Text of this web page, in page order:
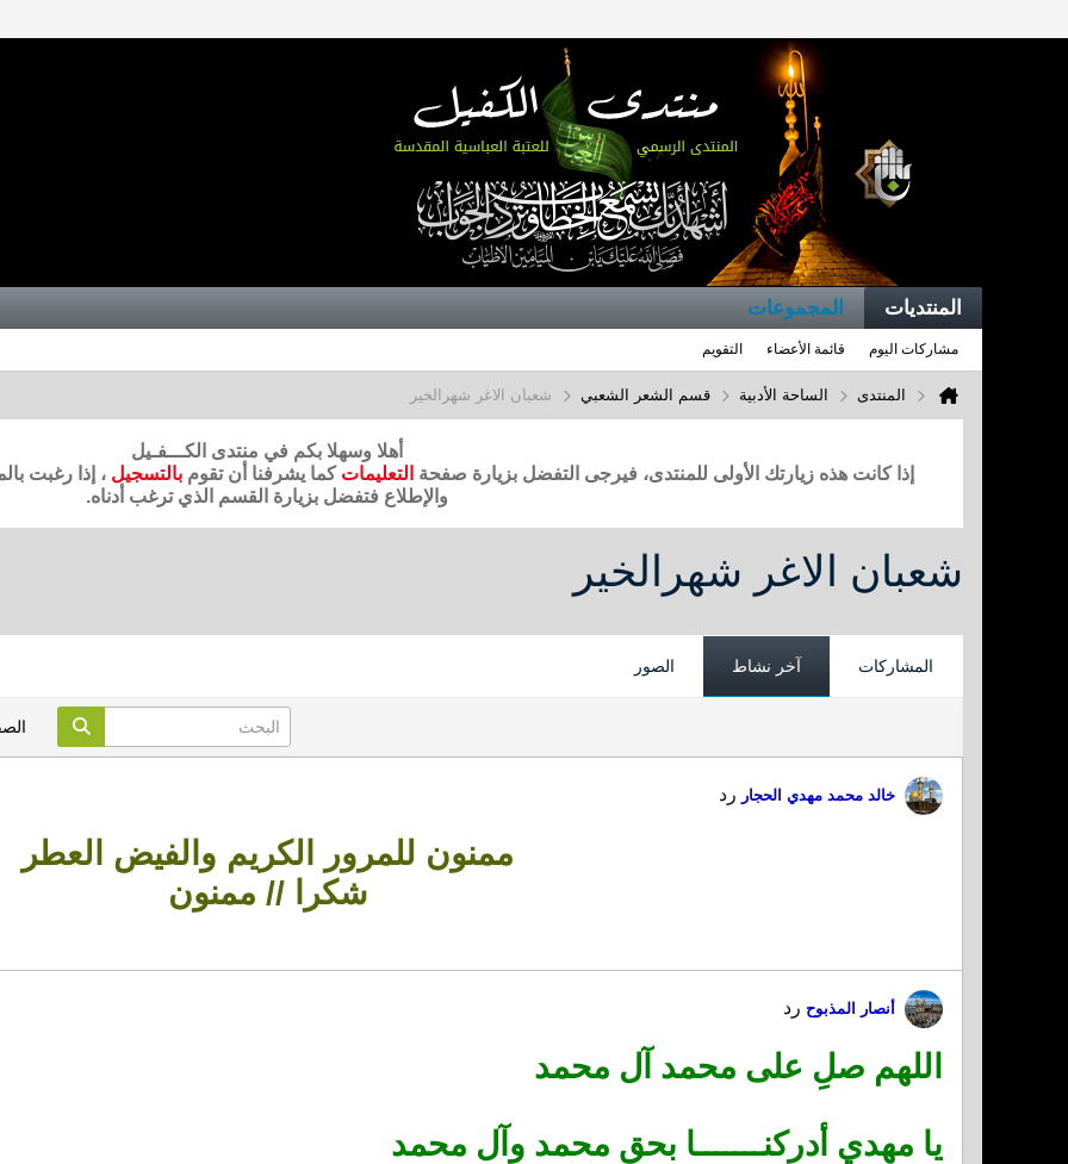
المنتديات المجموعات
مشاركات اليوم قائمة الأعضاء التقويم
المنتدى الساحة الأدبية قسم الشعر الشعبي شعبان الاغر شهرالخير
أهلا وسهلا بكم في منتدى الكـــفـيل
إذا كانت هذه زيارتك الأولى للمنتدى، فيرجى التفضل بزيارة صفحة التعليمات كما يشرفنا أن تقوم بالتسجيل ، إذا رغبت
والإطلاع فتفضل بزيارة القسم الذي ترغب أدناه.
شعبان الاغر شهرالخير
المشاركات آخر نشاط الصور
خالد محمد مهدي الحجار رد
ممنون للمرور الكريم والفيض العطر
شكرا // ممنون
أنصار المذبوح رد
اللهم صلِ على محمد آل محمد
يا مهدي أدركنـــــــا بحق محمد وآل محمد